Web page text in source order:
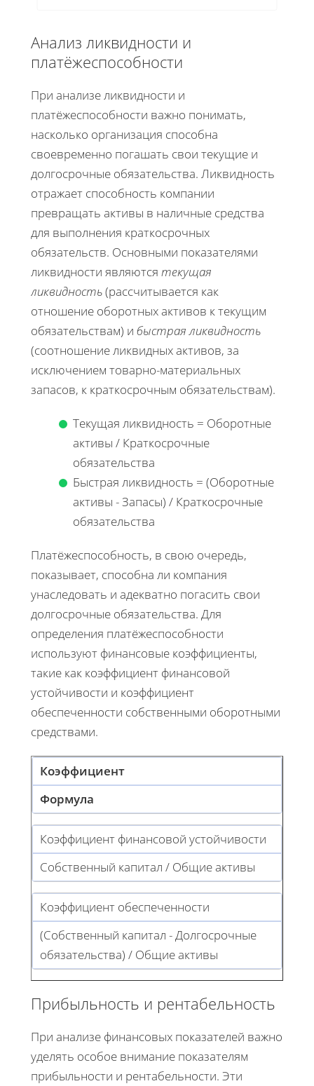
Анализ ликвидности и
платёжеспособности
При анализе ликвидности и
платёжеспособности важно понимать,
насколько организация способна
своевременно погашать свои текущие и
долгосрочные обязательства. Ликвидность
отражает способность компании
превращать активы в наличные средства
для выполнения краткосрочных
обязательств. Основными показателями
ликвидности являются текущая
ликвидность(рассчитывается как
отношение оборотных активов к текущим
обязательствам) и быстрая ликвидность
(соотношение ликвидных активов, за
исключением товарно-материальных
запасов, к краткосрочным обязательствам).
Текущая ликвидность = Оборотные
активы / Краткосрочные
обязательства
Быстрая ликвидность = (Оборотные
активы - Запасы) / Краткосрочные
обязательства
Платёжеспособность, в свою очередь,
показывает, способна ли компания
унаследовать и адекватно погасить свои
долгосрочные обязательства. Для
определения платёжеспособности
используют финансовые коэффициенты,
такие как коэффициент финансовой
устойчивости и коэффициент
обеспеченности собственными оборотными
средствами.
Коэффициент
Формула
Коэффициент финансовой устойчивости
Собственный капитал / Общие активы
Коэффициент обеспеченности
(Собственный капитал - Долгосрочные
обязательства) / Общие активы
Прибыльность и рентабельность
При анализе финансовых показателей важно
уделять особое внимание показателям
прибыльности и рентабельности. Эти